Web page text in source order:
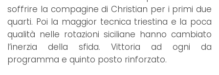
soffrire la compagine di Christian per i primi due
quarti. Poi la maggior tecnica triestina e la poca
qualità nelle rotazioni siciliane hanno cambiato
l’inerzia della sfida. Vittoria ad ogni da
programma e quinto posto rinforzato.